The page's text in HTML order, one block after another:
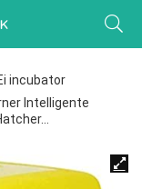
incubator
Intelligente